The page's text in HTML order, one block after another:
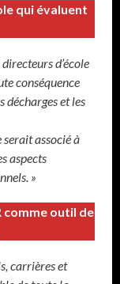
qui évaluent
d’école
conséquence
décharges et les
serait associé à
aspects
»
comme outil de
carrières et